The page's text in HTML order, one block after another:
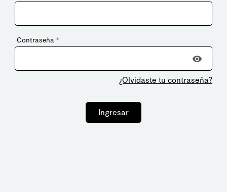
Contraseña *
¿Olvidaste tu contraseña?
Ingresar